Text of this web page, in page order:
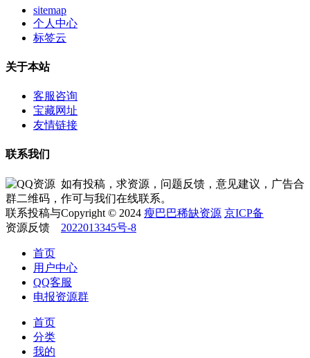
sitemap
个人中心
标签云
关于本站
客服咨询
宝藏网址
友情链接
联系我们
如有投稿，求资源，问题反馈，意见建议，广告合
作可与我们在线联系。
Copyright © 2024 瘦巴巴稀缺资源 京ICP备
2022013345号-8
首页
用户中心
QQ客服
电报资源群
首页
分类
我的